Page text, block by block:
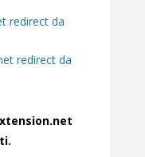
redirect da
redirect da